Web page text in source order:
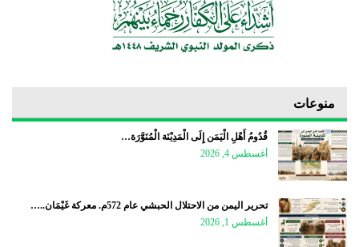
منوعات
قُدُومُ أَهْلِ الْيَمَن إِلَى الْمَدِيْنَة الْمُنَوَّرَة…
أغسطس 4, 2026
تحرير اليمن من الاحتلال الحبشي عام 572م. معركة غَيْمَان..…
أغسطس 1, 2026